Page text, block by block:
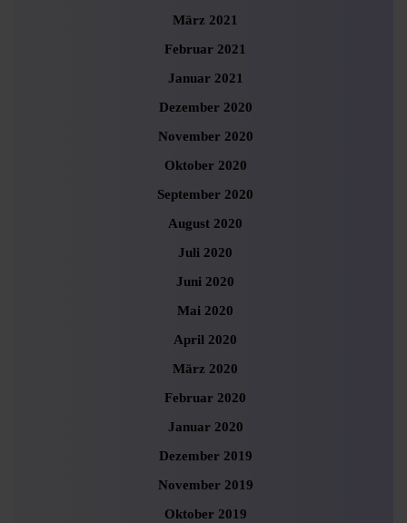
März 2021
Februar 2021
Januar 2021
Dezember 2020
November 2020
Oktober 2020
September 2020
August 2020
Juli 2020
Juni 2020
Mai 2020
April 2020
März 2020
Februar 2020
Januar 2020
Dezember 2019
November 2019
Oktober 2019